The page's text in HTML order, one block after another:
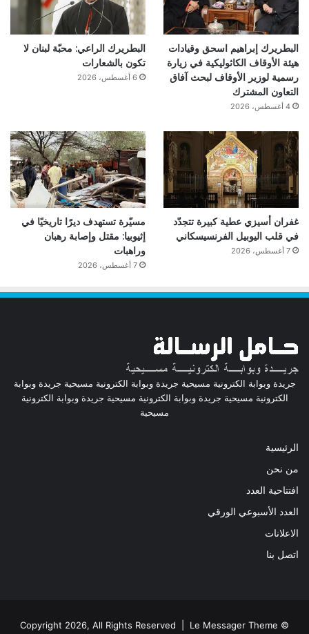
البطريرك إبراهيم اسحق وقيادات
هيئة الأوقاف الكاثوليكية في زيارة
رسمية لوزير الأوقاف لبحث آفاق
التعاون المشترك
4 أغسطس، 2026
البطريرك الراعي: محبّة لبنان لا
تكون بالشعارات
6 أغسطس، 2026
غفران أسيزي عطية كبيرة تتجدّد
في قلب اليوبيل الفرنسيسكاني
7 أغسطس، 2026
مسيّرة تستهدف ديرًا تاريخيًا في
إثيوبيا: مقتل وإصابة رهبان
وراهبات
7 أغسطس، 2026
جريدة وبوابة الكترونية مسيحية جريدة وبوابة الكترونية مسيحية جريدة وبوابة
الكترونية مسيحية جريدة وبوابة الكترونية مسيحية جريدة وبوابة الكترونية
مسيحية
الرئيسية
من نحن
افتتاحية العدد
العدد الأسبوعي الورقي
الاعلانات
اتصل بنا
© Copyright 2026, All Rights Reserved | Le Messager Theme